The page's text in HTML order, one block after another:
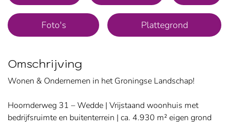
Foto's Plattegrond
Omschrijving
Wonen & Ondernemen in het Groningse Landschap!
Hoornderweg 31 – Wedde | Vrijstaand woonhuis met
bedrijfsruimte en buitenterrein | ca. 4.930 m² eigen grond